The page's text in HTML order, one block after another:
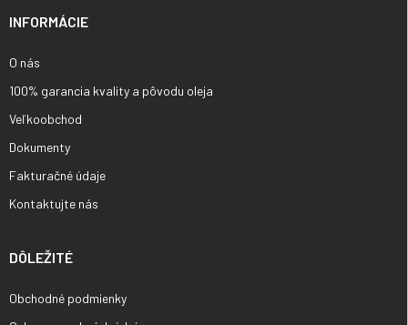
INFORMÁCIE
O nás
100% garancia kvality a pôvodu oleja
Veľkoobchod
Dokumenty
Fakturačné údaje
Kontaktujte nás
DÔLEŽITÉ
Obchodné podmienky